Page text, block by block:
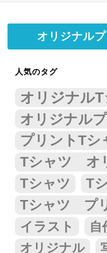
オリジナル
人気のタグ
オリジナル
オリジナル
プリントTシ
Tシャツ オ
Tシャツ
T
Tシャツ プ
イラスト 自
オリジナル